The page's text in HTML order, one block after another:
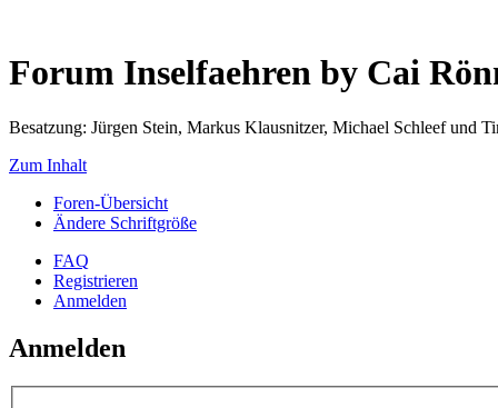
Forum Inselfaehren by Cai
Besatzung: Jürgen Stein, Markus Klausnitzer, Michael Schleef und
Zum Inhalt
Foren-Übersicht
Ändere Schriftgröße
FAQ
Registrieren
Anmelden
Anmelden